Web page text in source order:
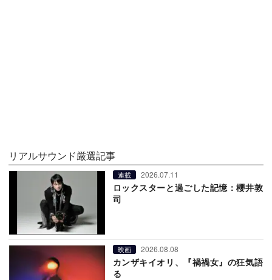
リアルサウンド厳選記事
連載 2026.07.11
ロックスターと過ごした記憶：櫻井敦
司
映画 2026.08.08
カンザキイオリ、『禍禍女』の狂気語
る